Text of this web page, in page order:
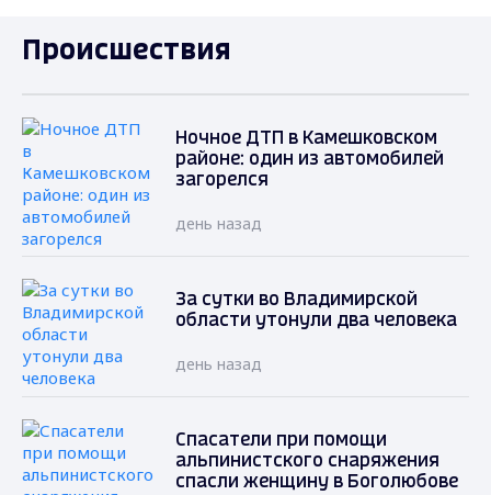
Происшествия
Ночное ДТП в Камешковском
районе: один из автомобилей
загорелся
день назад
За сутки во Владимирской
области утонули два человека
день назад
Спасатели при помощи
альпинистского снаряжения
спасли женщину в Боголюбове